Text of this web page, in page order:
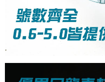
５．嚴禁一人註冊多個帳號或使用
恩沛科技股份有限公司將有權停止
國家/地區配送(**下單前請私訊
計)，訂單才得以成立**)